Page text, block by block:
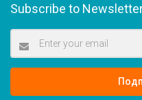
Subscribe to